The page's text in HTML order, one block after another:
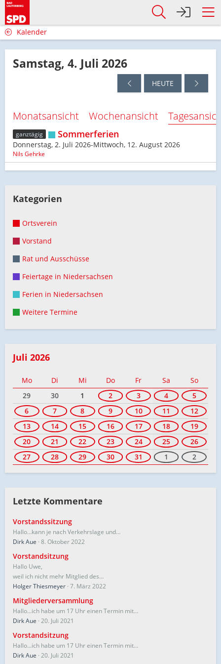
Kalender
Samstag, 4. Juli 2026
HEUTE
Monatsansicht Wochenansicht
ganztägig Sommerferien
Donnerstag, 2. Juli 2026-Mittwoch, 12. August 2026
Nils Gehrke
Kategorien
Ortsverein
Vorstand
Rat und Ausschüsse
Feiertage in Niedersachsen
Ferien in Niedersachsen
Weitere Termine
Juli 2026
Mo Di Mi Do Fr Sa
So
29
30 1 2 3 4
5
6
7 8 9 10 11
12
13
14 15 16 17 18
19
20
21 22 23 24 25
26
27
28 29 30 31 1 2
Letzte Kommentare
Vorstandssitzung
Hallo…kann je nach Verkehrslage und…
Dirk Aue 8. Oktober 2022
Vorstandsitzung
Hallo Uwe,
weil ich nicht mehr Mitglied des…
Holger Thiesmeyer 7. März 2022
Mitgliederversammlung
Hallo...ich habe um 17 Uhr einen Termin mit…
Dirk Aue 20. Juli 2021
Vorstandsitzung
Hallo...ich habe um 17 Uhr einen Termin mit…
Dirk Aue 20. Juli 2021